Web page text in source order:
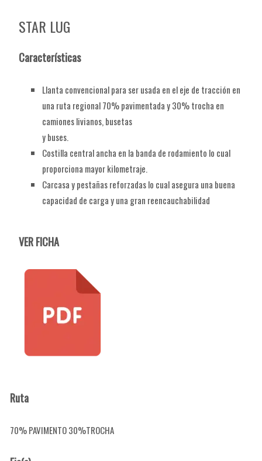
STAR LUG
Características
Llanta convencional para ser usada en el eje de tracción en
una ruta regional 70% pavimentada y 30% trocha en
camiones livianos, busetas
y buses.
Costilla central ancha en la banda de rodamiento lo cual
proporciona mayor kilometraje.
Carcasa y pestañas reforzadas lo cual asegura una buena
capacidad de carga y una gran reencauchabilidad
VER FICHA
Ruta
70% PAVIMENTO 30%TROCHA